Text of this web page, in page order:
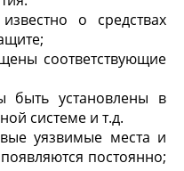
о средствах
соответствующие
установлены в
системе и т.д.
уязвимые места и
постоянно;